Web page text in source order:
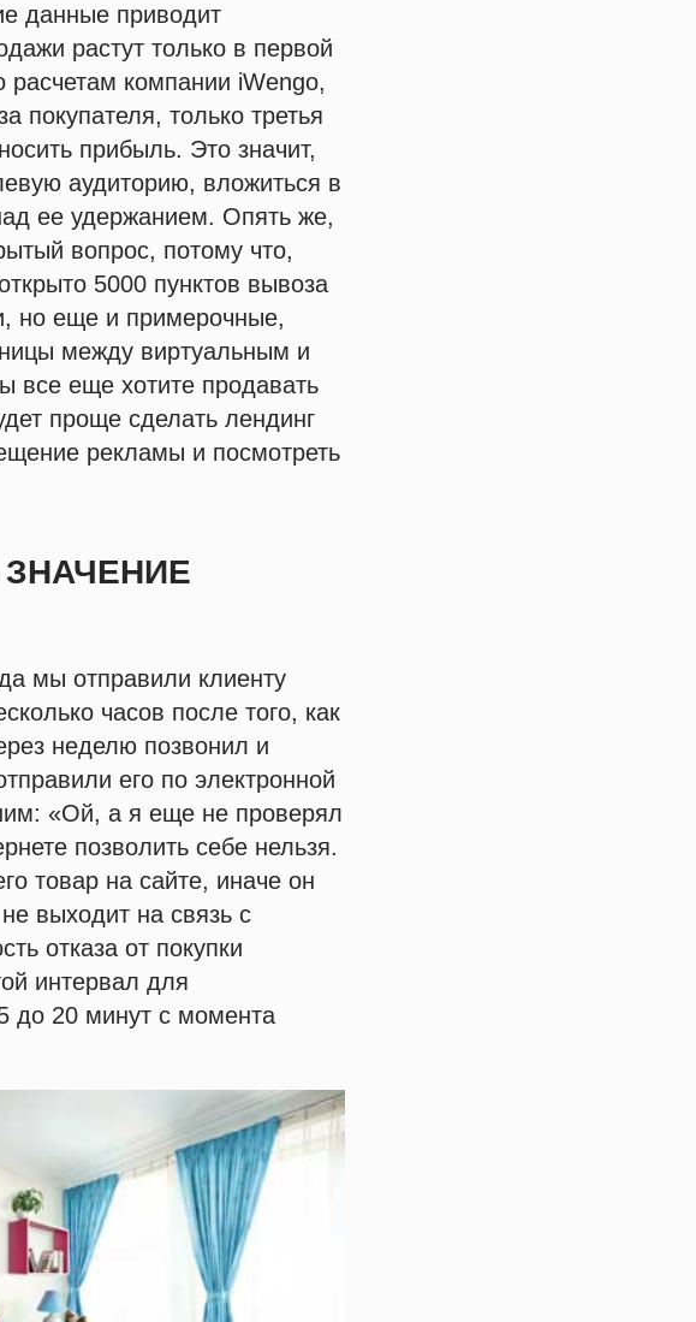
данные приводит
растут только в первой
расчетам компании iWengo,
покупателя, только третья
прибыль. Это значит,
аудиторию, вложиться в
ее удержанием. Опять же,
вопрос, потому что,
5000 пунктов вывоза
но еще и примерочные,
между виртуальным и
все еще хотите продавать
проще сделать лендинг
рекламы и посмотреть
мы отправили клиенту
часов после того, как
неделю позвонил и
его по электронной
«Ой, а я еще не проверял
позволить себе нельзя.
товар на сайте, иначе он
выходит на связь с
отказа от покупки
интервал для
до 20 минут с момента